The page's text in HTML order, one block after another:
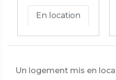
En location
Un logement mis en